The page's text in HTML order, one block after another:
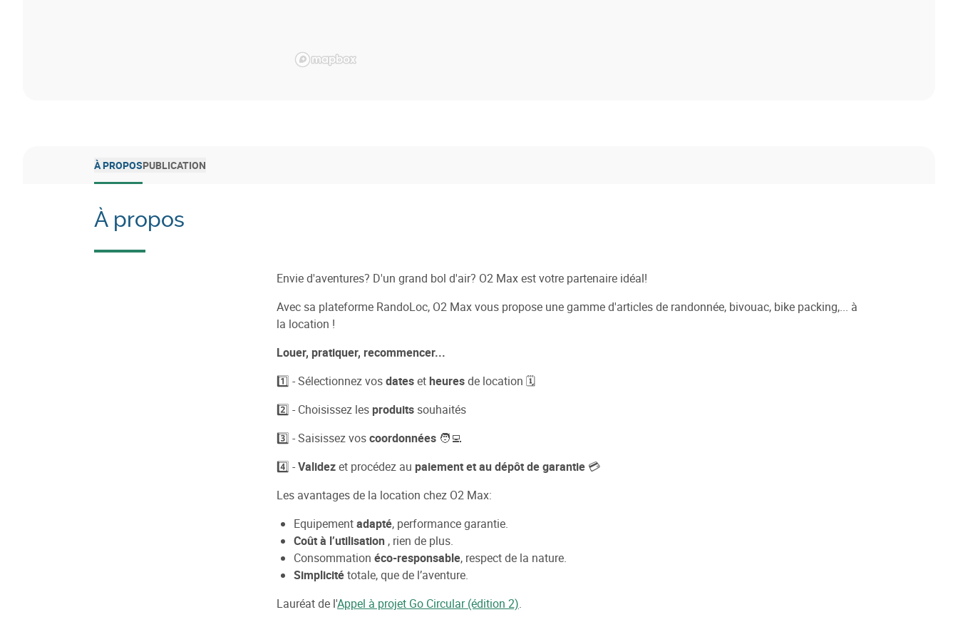
À PROPOSPUBLICATION
À propos
Envie d'aventures? D'un grand bol d'air? O2 Max est votre partenaire idéal!
Avec sa plateforme RandoLoc, O2 Max vous propose une gamme d'articles de randonnée, bivouac, bike packing,... à
la location !
Louer, pratiquer, recommencer...
1️⃣ - Sélectionnez vosdatesetheuresde location 🗓
2️⃣ - Choisissez les produits souhaités
3️⃣ - Saisissez voscoordonnées 🧑‍💻
4️⃣ -Validezet procédez au paiement et au dépôt de garantie 💳
Les avantages de la location chez O2 Max:
Equipementadapté, performance garantie.
Coût à l’utilisation , rien de plus.
Consommation éco-responsable, respect de la nature.
Simplicitétotale, que de l’aventure.
Lauréat de l'Appel à projet Go Circular (édition 2).